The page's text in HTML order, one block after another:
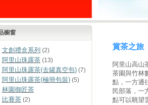
櫥窗
文創禮盒系列 (2)
阿里山珠露茶(13)
阿里山珠露茶(去罐真空包)(7)
阿里山珠露茶(極簡包裝)(5)
林園御匠茶
比賽茶(2)
賞茶之旅
阿里山高山
茶園與竹林
點，一方通
民部落，一
點可以眺望